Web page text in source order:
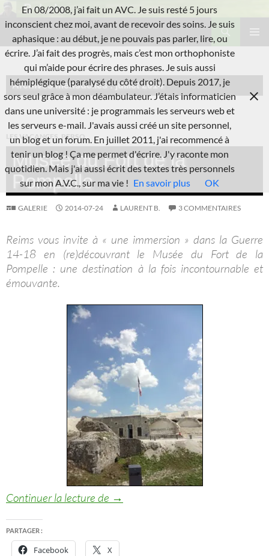
au
contenu
L'A.V.C.
Recherche
Archives mensuelles : juillet 2014
LES VACANCES PERSO
Musée du Fort de la
Pompelle
GALERIE 2014-07-24 LAURENT B. 3 COMMENTAIRES
Reims vous invite à « une immersion » dans la Guerre
14-18 en (re)découvrant le Musée du Fort de la
Pompelle : une destination à la fois incontournable et
émouvante.
Continuer la lecture de Musée du Fort de la Pompelle
→
PARTAGER :
Facebook X
En 08/2008, j’ai fait un AVC. Je suis resté 5 jours
inconscient chez moi, avant de recevoir des soins. Je suis
aphasique : au début, je ne pouvais pas parler, lire, ou
écrire. J’ai fait des progrès, mais c’est mon orthophoniste
qui m’aide pour écrire des phrases. Je suis aussi
hémiplégique (paralysé du côté droit). Depuis 2017, je
sors seul grâce à mon déambulateur. J’étais informaticien
dans une université : je programmais les serveurs web et
les serveurs e-mail. J'avais aussi créé un site personnel,
un blog et un forum. En juillet 2011, j'ai recommencé à
tenir un blog ! Ça me permet d'écrire. J'y raconte mon
quotidien. Mais j'ai aussi écrit des textes très personnels
sur mon A.V.C., sur ma vie ! En savoir plus OK